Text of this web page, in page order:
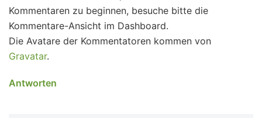
Kommentaren zu beginnen, besuche bitte die
Kommentare-Ansicht im Dashboard.
Die Avatare der Kommentatoren kommen von
Gravatar.
Antworten